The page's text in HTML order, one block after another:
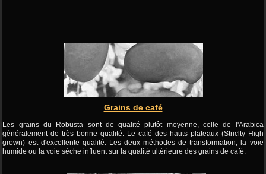
Grains de café
Les grains du Robusta sont de qualité plutôt moyenne, celle de l'Arabica
généralement de très bonne qualité. Le café des hauts plateaux (Striclty High
grown) est d'excellente qualité. Les deux méthodes de transformation, la voie
humide ou la voie sèche influent sur la qualité ultérieure des grains de café.